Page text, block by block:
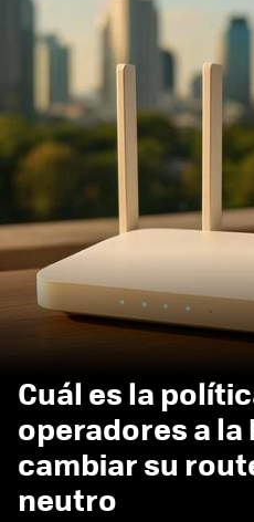
Cuál es la
operadores a la
cambiar su
neutro